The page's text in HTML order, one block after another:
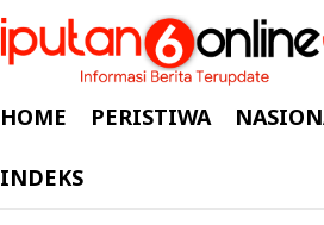
HOME PERISTIWA
INDEKS